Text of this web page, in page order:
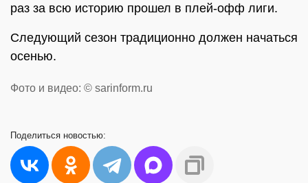
раз за всю историю прошел в плей-офф лиги.
Следующий сезон традиционно должен начаться
осенью.
Фото и видео: © sarinform.ru
Поделиться новостью: